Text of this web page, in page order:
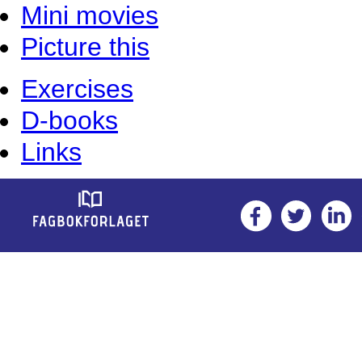
Mini movies
Picture this
Exercises
D-books
Links